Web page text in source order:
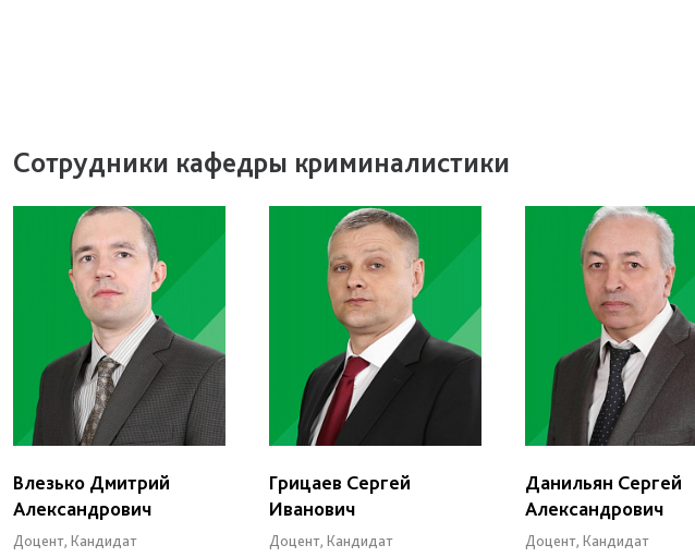
Сотрудники кафедры криминалистики
Влезько Дмитрий
Александрович
Доцент, Кандидат
Грицаев Сергей
Иванович
Доцент, Кандидат
Данильян Сергей
Александрович
Доцент, Кандидат